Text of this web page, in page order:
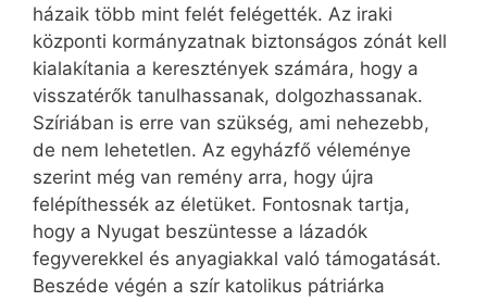
házaik több mint felét felégették. Az iraki
központi kormányzatnak biztonságos zónát kell
kialakítania a keresztények számára, hogy a
visszatérők tanulhassanak, dolgozhassanak.
Szíriában is erre van szükség, ami nehezebb,
de nem lehetetlen. Az egyházfő véleménye
szerint még van remény arra, hogy újra
felépíthessék az életüket. Fontosnak tartja,
hogy a Nyugat beszüntesse a lázadók
fegyverekkel és anyagiakkal való támogatását.
Beszéde végén a szír katolikus pátriárka